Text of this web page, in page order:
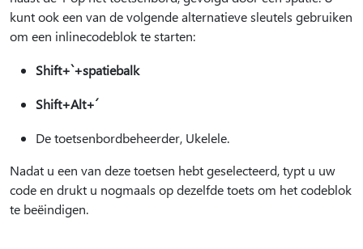
kunt ook een van de volgende alternatieve sleutels gebruiken
om een inlinecodeblok te starten:
Shift+`+spatiebalk
Shift+Alt+´
De toetsenbordbeheerder, Ukelele.
Nadat u een van deze toetsen hebt geselecteerd, typt u uw
code en drukt u nogmaals op dezelfde toets om het codeblok
te beëindigen.